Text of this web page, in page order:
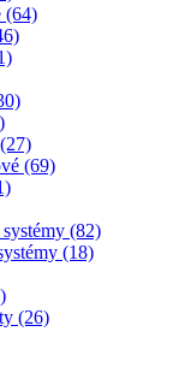
(64)
(27)
(69)
(82)
(18)
(26)